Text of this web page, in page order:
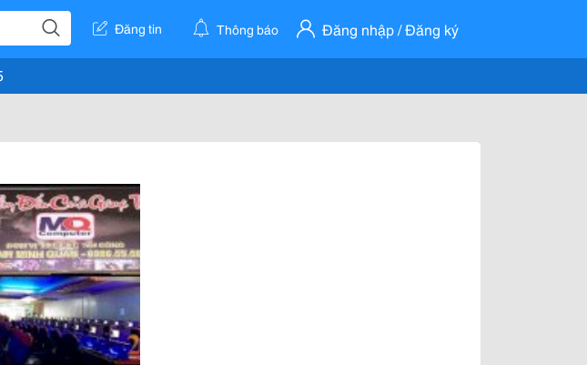
Đăng tin Thông báo Đăng nhập / Đăng ký